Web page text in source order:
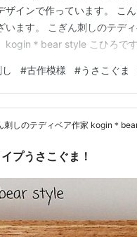
ザインで作っています。 こ
います。 こぎん刺しのテデ
kogin＊bear style こひろで
工のように見えます。 チョコ
そうな模様をテーマにした
んは図案を描かず、画像で
はほかの模様を刺したかっ
沈… 古作模様だと、途中で変
う…
#古作模様 #うさこぐま
刺しのテディベア作家 kogin＊
プうさこぐま！